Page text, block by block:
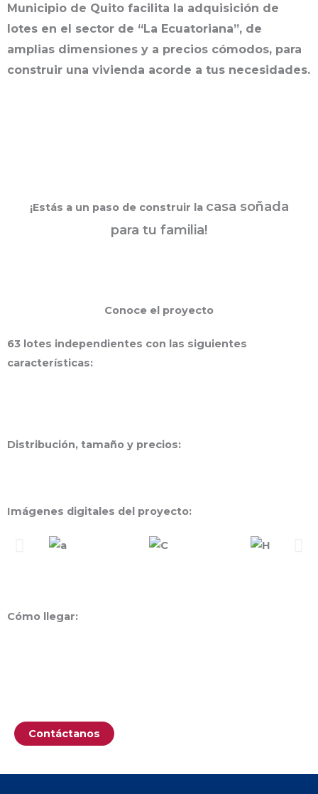
Municipio de Quito facilita la adquisición de
lotes en el sector de “La Ecuatoriana”, de
amplias dimensiones y a precios cómodos, para
construir una vivienda acorde a tus necesidades.
¡Estás a un paso de construir la casa soñada
para tu familia!
Conoce el proyecto
63 lotes independientes con las siguientes
características:
Distribución, tamaño y precios:
Imágenes digitales del proyecto:
Cómo llegar:
Contáctanos